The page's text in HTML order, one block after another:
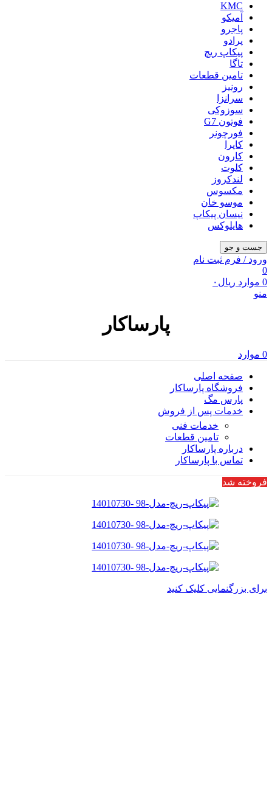
KMC
آمیکو
پاجرو
پرادو
پیکاپ ریچ
تاگا
تامین قطعات
رونیز
سرانزا
سوزوکی
فوتون G7
فورچونر
کاپرا
کارون
کلوت
لندکروز
مکسوس
موسو خان
نیسان پیکاپ
هایلوکس
جست و جو
ورود / فرم ثبت نام
0
0 موارد ریال ۰
منو
پارساکار
0 موارد
صفحه اصلی
فروشگاه پارساکار
پارس مگ
خدمات پس از فروش
خدمات فنی
تامین قطعات
درباره پارساکار
تماس با پارساکار
فروخته شد
برای بزرگنمایی کلیک کنید